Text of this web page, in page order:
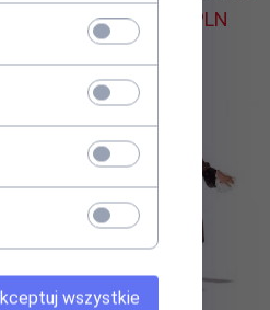
2499, PLN
wszystkie